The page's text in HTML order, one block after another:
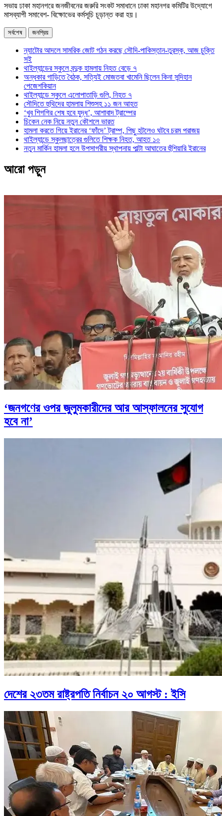
সভায় ঢাকা মহানগরে জনজীবনের জরুরি সংকট সমাধানে ঢাকা মহানগর কমিটির উদ্যোগে
মাসব্যাপী সমাবেশ- বিক্ষোভের কর্মসূচি চূড়ান্ত করা হয়।
সর্বশেষ জনপ্রিয়
ন্যাটোর আদলে সামরিক জোট গঠন করছে সৌদি-পাকিস্তান-তুরস্ক, আজ চুক্তি
সই
থাইল্যান্ডের স্কুলে বন্দুক হামলায় নিহত বেড়ে ৭
অন্ধকার গাড়িতে বৈঠক, সত্যিই মোজতবা খামেনি ছিলেন কিনা সন্দিহান
পেজেশকিয়ান
থাইল্যান্ডে স্কুলে এলোপাতাড়ি গুলি, নিহত ৭
সৌদিতে হুথিদের হামলায় শিশুসহ ১১ জন আহত
‘খুব শিগগির শেষ হবে যুদ্ধ’, আশাবাদ ট্রাম্পের
চিকেন নেক নিয়ে নতুন কৌশলে ভারত
হামলা করতে গিয়ে ইরানের ‘ফাঁদে’ ট্রাম্প, পিছু হটলেও ঘটবে চরম পরাজয়
থাইল্যান্ডে স্কুলছাত্রের গুলিতে শিক্ষক নিহত, আহত ১০
নতুন মার্কিন হামলা হলে উপসাগরীয় স্থাপনায় পাল্টা আঘাতের হুঁশিয়ারি ইরানের
আরো পড়ুন
‘জনগণের ওপর জুলুমকারীদের আর আস্ফালনের সুযোগ
হবে না’
দেশের ২৩তম রাষ্ট্রপতি নির্বাচন ২০ আগস্ট : ইসি